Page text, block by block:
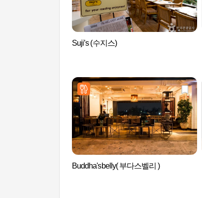
Suji’s (수지스)
Buddha'sbelly( 부다스벨리 )